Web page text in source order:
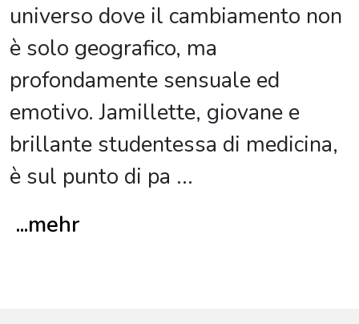
universo dove il cambiamento non
è solo geografico, ma
profondamente sensuale ed
emotivo. Jamillette, giovane e
brillante studentessa di medicina,
è sul punto di pa ...
...mehr